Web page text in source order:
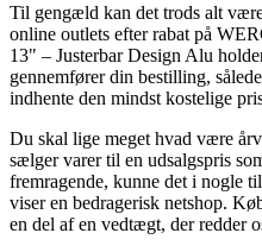
Til gengæld kan det trods alt
online outlets efter rabat på
13" – Justerbar Design Alu
gennemfører din bestilling,
indhente den mindst kostelige
Du skal lige meget hvad være
sælger varer til en udsalgspris
fremragende, kunne det i nogle
viser en bedragerisk netshop.
en del af en vedtægt, der redder